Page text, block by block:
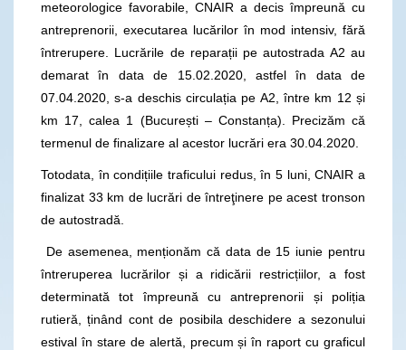
meteorologice favorabile, CNAIR a decis împreună cu
antreprenorii, executarea lucărilor în mod intensiv, fără
întrerupere. Lucrările de reparații pe autostrada A2 au
demarat în data de 15.02.2020, astfel în data de
07.04.2020, s-a deschis circulația pe A2, între km 12 și
km 17, calea 1 (București – Constanța). Precizăm că
termenul de finalizare al acestor lucrări era 30.04.2020.
Totodata, în condițiile traficului redus, în 5 luni, CNAIR a
finalizat 33 km de lucrări de întreţinere pe acest tronson
de autostradă.
De asemenea, menționăm că data de 15 iunie pentru
întreruperea lucrărilor și a ridicării restricțiilor, a fost
determinată tot împreună cu antreprenorii și poliția
rutieră, ținând cont de posibila deschidere a sezonului
estival în stare de alertă, precum și în raport cu graficul